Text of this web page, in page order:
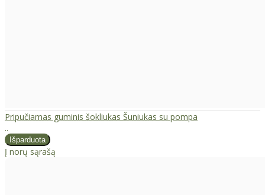
Pripučiamas guminis šokliukas Šuniukas su pompa
..
Į norų sąrašą